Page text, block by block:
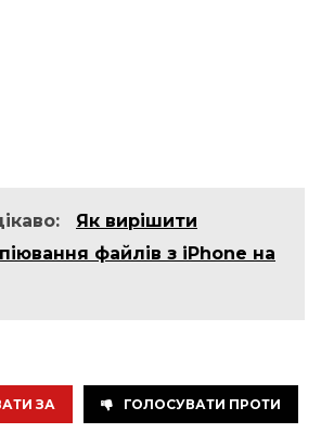
Як вирішити
файлів з iPhone на
ЗА ГОЛОСУВАТИ ПРОТИ